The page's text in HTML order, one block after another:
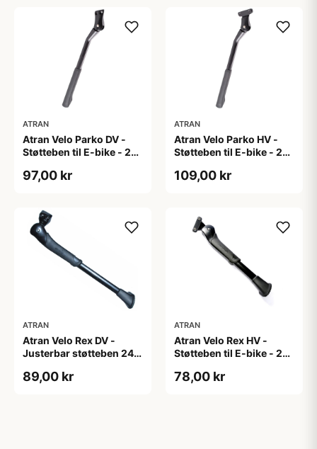
ATRAN
Atran Velo Parko DV -
Støtteben til E-bike - 26-
97,00 kr
ATRAN
Atran Velo Parko HV -
Støtteben til E-bike - 26-
109,00 kr
ATRAN
Atran Velo Rex DV -
Justerbar støtteben 24-
hulafstand
89,00 kr
ATRAN
Atran Velo Rex HV -
Støtteben til E-bike - 24-
78,00 kr